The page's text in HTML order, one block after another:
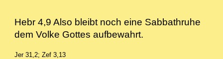
Hebr 4,9 Also bleibt noch eine Sabbathruhe
dem Volke Gottes aufbewahrt.
Jer 31,2; Zef 3,13